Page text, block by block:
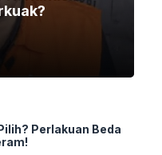
Perlakuan Beda